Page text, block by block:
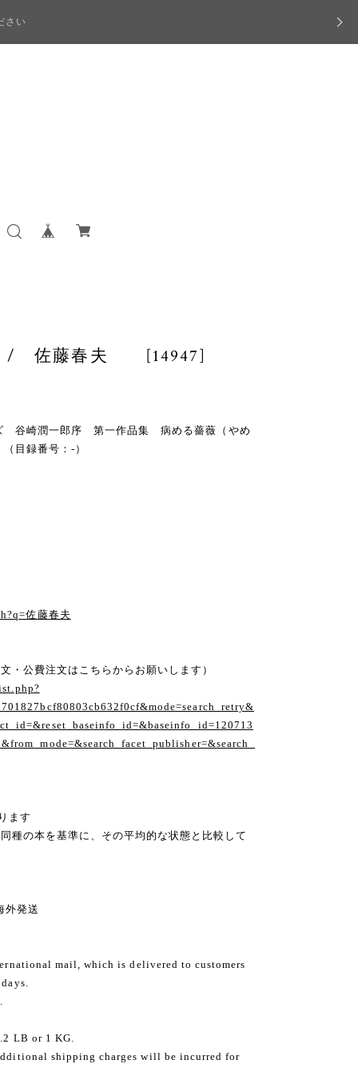
さい
/ 佐藤春夫 [14947]
崎潤一郎序 第一作品集 病める薔薇（やめ
録番号：-）
佐藤春夫
・公費注文はこちらからお願いします）
ます
種の本を基準に、その平均的な状態と比較して
発送
mail, which is delivered to customers
LB or 1 KG.
shipping charges will be incurred for